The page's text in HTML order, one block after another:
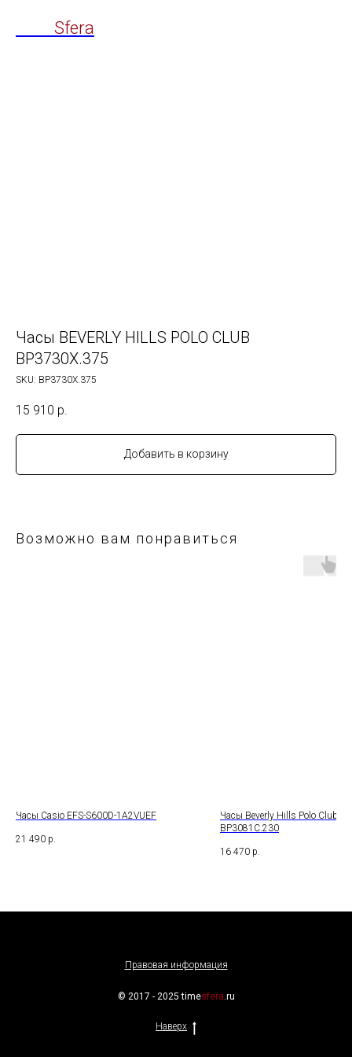
Sfera
Часы BEVERLY HILLS POLO CLUB
BP3730X.375
SKU: BP3730X.375
15 910 р.
Добавить в корзину
Возможно вам понравиться
Часы Casio EFS-S600D-1A2VUEF
21 490 р.
Часы Beverly Hills Polo Club
BP3081C.230
16 470 р.
Правовая информация
© 2017 - 2025 timesfera.ru
Наверх